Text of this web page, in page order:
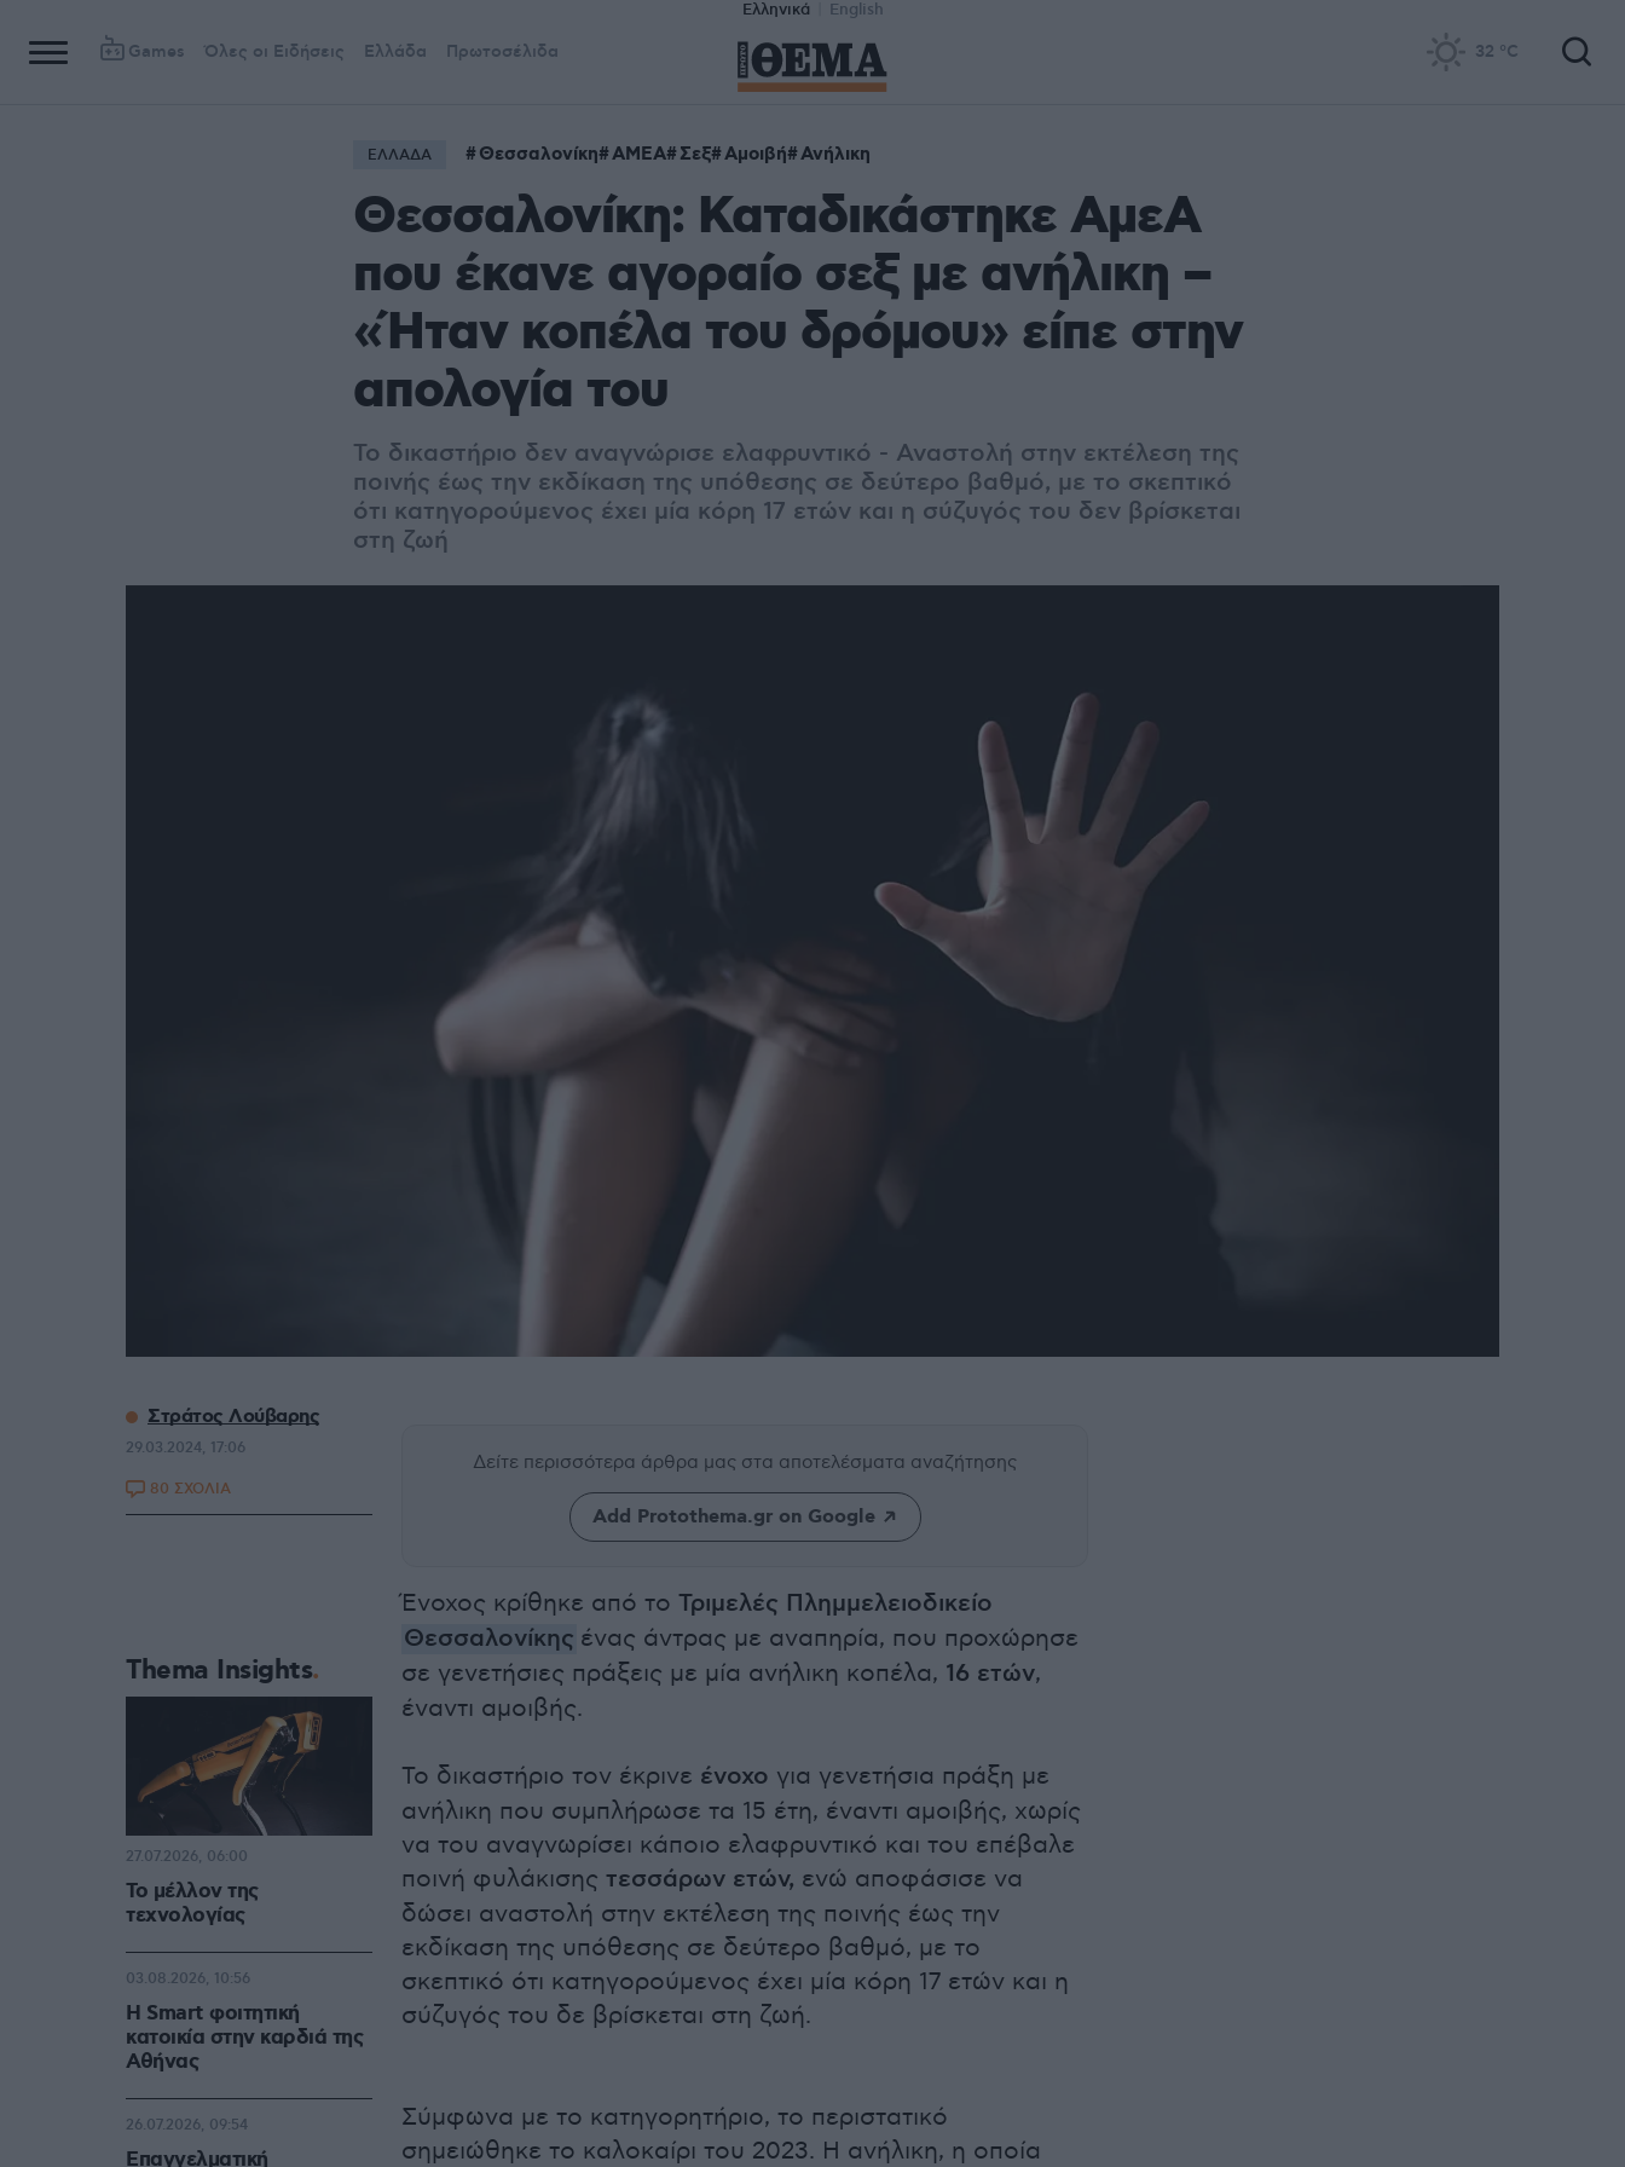
Ελληνικά English
Games Όλες οι Ειδήσεις Ελλάδα Πρωτοσέλιδα 32 °C
ΕΛΛΑΔΑ Θεσσαλονίκη ΑΜΕΑ Σεξ Αμοιβή Ανήλικη
Θεσσαλονίκη: Καταδικάστηκε ΑμεΑ
που έκανε αγοραίο σεξ με ανήλικη –
«Ήταν κοπέλα του δρόμου» είπε στην
απολογία του
Το δικαστήριο δεν αναγνώρισε ελαφρυντικό - Αναστολή στην εκτέλεση της
ποινής έως την εκδίκαση της υπόθεσης σε δεύτερο βαθμό, με το σκεπτικό
ότι κατηγορούμενος έχει μία κόρη 17 ετών και η σύζυγός του δεν βρίσκεται
στη ζωή
Δείτε περισσότερα άρθρα μας στα αποτελέσματα αναζήτησης
Add Protothema.gr on Google
Ένοχος κρίθηκε από το Τριμελές Πλημμελειοδικείο
Θεσσαλονίκης ένας άντρας με αναπηρία, που προχώρησε
σε γενετήσιες πράξεις με μία ανήλικη κοπέλα, 16 ετών,
έναντι αμοιβής.
Το δικαστήριο τον έκρινε ένοχο για γενετήσια πράξη με
ανήλικη που συμπλήρωσε τα 15 έτη, έναντι αμοιβής, χωρίς
να του αναγνωρίσει κάποιο ελαφρυντικό και του επέβαλε
ποινή φυλάκισης τεσσάρων ετών, ενώ αποφάσισε να
δώσει αναστολή στην εκτέλεση της ποινής έως την
εκδίκαση της υπόθεσης σε δεύτερο βαθμό, με το
σκεπτικό ότι κατηγορούμενος έχει μία κόρη 17 ετών και η
σύζυγός του δε βρίσκεται στη ζωή.
Σύμφωνα με το κατηγορητήριο, το περιστατικό
σημειώθηκε το καλοκαίρι του 2023. Η ανήλικη, η οποία
Στράτος Λούβαρης
29.03.2024, 17:06
80 ΣΧΟΛΙΑ
Thema Insights
Το μέλλον της
τεχνολογίας
27.07.2026, 06:00
Η Smart φοιτητική
κατοικία στην καρδιά της
Αθήνας
03.08.2026, 10:56
Επαγγελματική
26.07.2026, 09:54